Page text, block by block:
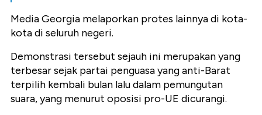
Media Georgia melaporkan protes lainnya di kota-
kota di seluruh negeri.
Demonstrasi tersebut sejauh ini merupakan yang
terbesar sejak partai penguasa yang anti-Barat
terpilih kembali bulan lalu dalam pemungutan
suara, yang menurut oposisi pro-UE dicurangi.